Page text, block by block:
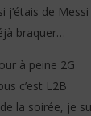
j’étais de Messi
braquer…
à peine 2G
c’est L2B
la soirée, je